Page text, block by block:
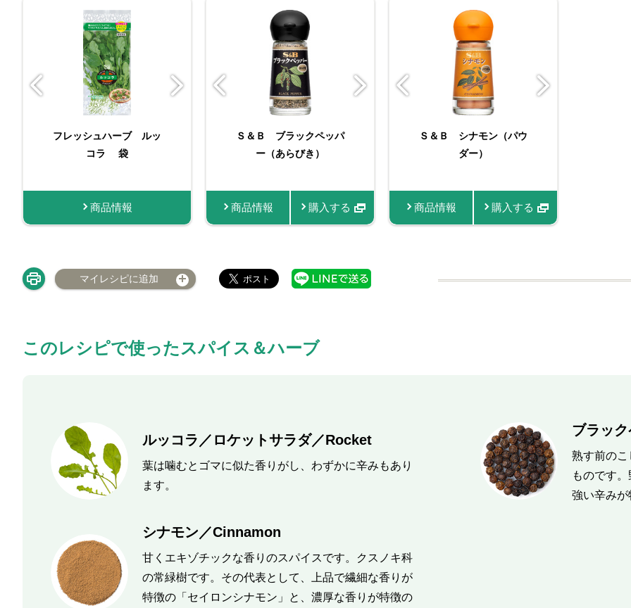
フレッシュハーブ ルッ
コラ 袋
商品情報
（苗） ルッコラ
商品情報
フレッシュハーブ ルッ
コラ 袋
商品情報
挽きたての香り あらび
きブラックペッパー
商品情報
Ｓ＆Ｂ ブラックペッパ
ー（あらびき）
商品情報 購入する
Ｓ＆Ｂ 袋入り ブラッ
クペッパー（あらびき）
商品情報 購入する
バリュースパイスシナモ
ン
商品情報
Ｓ＆Ｂ シナモン（パウ
ダー）
商品情報 購入する
マイレシピに追加
このレシピで使ったスパイス＆ハーブ
ルッコラ／ロケットサラダ／Rocket
葉は噛むとゴマに似た香りがし、わずかに辛みもあり
ます。
ブラッ
熟す前のこ
ものです
強い辛みが
シナモン／Cinnamon
甘くエキゾチックな香りのスパイスです。クスノキ科
の常緑樹です。その代表として、上品で繊細な香りが
特徴の「セイロンシナモン」と、濃厚な香りが特徴の